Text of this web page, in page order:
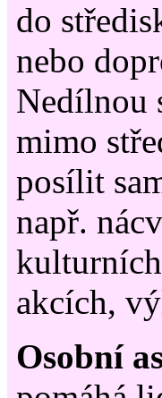
do
nebo
Nedílnou
mimo
posílit
např.
akcích,
Osobní